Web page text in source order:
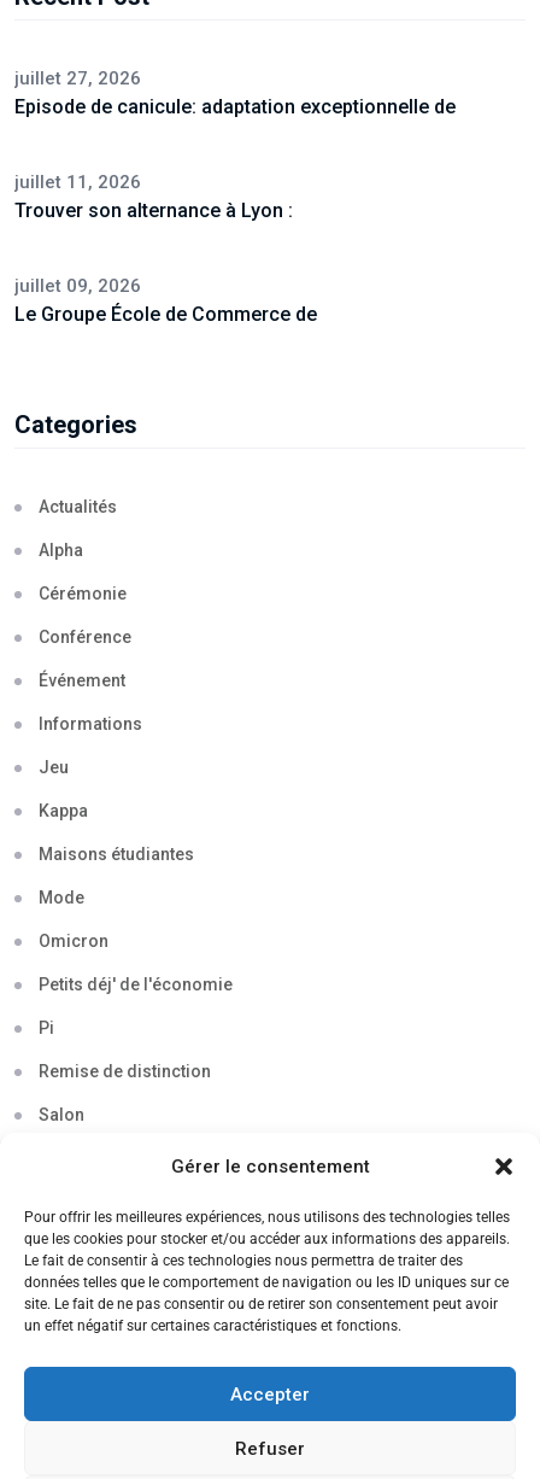
Gérer le consentement
Pour offrir les meilleures expériences, nous utilisons des technologies telles
que les cookies pour stocker et/ou accéder aux informations des appareils.
Le fait de consentir à ces technologies nous permettra de traiter des
données telles que le comportement de navigation ou les ID uniques sur ce
site. Le fait de ne pas consentir ou de retirer son consentement peut avoir
un effet négatif sur certaines caractéristiques et fonctions.
Accepter
Refuser
juillet 27, 2026
Episode de canicule: adaptation exceptionnelle de
juillet 11, 2026
Trouver son alternance à Lyon :
juillet 09, 2026
Le Groupe École de Commerce de
Categories
Actualités
Alpha
Cérémonie
Conférence
Événement
Informations
Jeu
Kappa
Maisons étudiantes
Mode
Omicron
Petits déj' de l'économie
Pi
Remise de distinction
Salon
Soirée
Sortie découverte
Tau
Voyage